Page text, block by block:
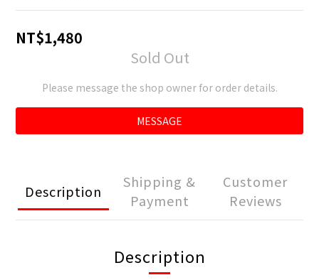
NT$1,480
Sold Out
Please message the shop owner for order details.
MESSAGE
Description
Shipping &
Payment
Customer
Reviews
Description